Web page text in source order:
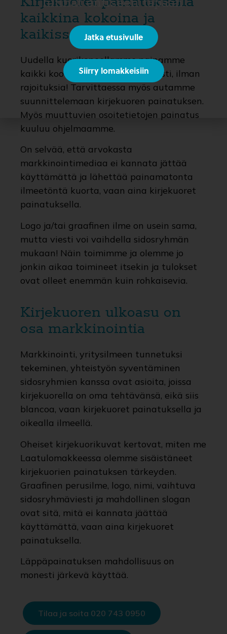
kaikkina kokoina ja
kaikissa väreissä
Uudella kuorikoneellamme painamme
kaikki koot ja kaikki värit halutusti, ilman
rajoituksia! Tarvittaessa myös autamme
suunnittelemaan kirjekuoren painatuksen.
Myös muuttuvien osoitetietojen painatus
kuuluu ohjelmaamme.
On selvää, että arvokasta
markkinointimediaa ei kannata jättää
käyttämättä ja lähettää painamatonta
ilmeetöntä kuorta, vaan aina kirjekuoret
painatuksella.
Logo ja/tai graafinen ilme on usein sama,
mutta viesti voi vaihdella sidosryhmän
mukaan! Näin toimimme ja olemme jo
jonkin aikaa toimineet itsekin ja tulokset
ovat olleet enemmän kuin rohkaisevia.
Kirjekuoren ulkoasu on
osa markkinointia
Markkinointi, yritysilmeen tunnetuksi
tekeminen, yhteistyön syventäminen
sidosryhmien kanssa ovat asioita, joissa
kirjekuorella on oma tehtävänsä, eikä siis
blancoa, vaan kirjekuoret painatuksella ja
oikealla ilmeellä.
Oheiset kirjekuorikuvat kertovat, miten me
Laatulomakkeessa olemme sisäistäneet
kirjekuorien painatuksen tärkeyden.
Graafinen perusilme, logo, nimi, vaihtuva
sidosryhmäviesti ja mahdollinen slogan
ovat sitä, mitä ei kannata jäättää
käyttämättä, vaan aina kirjekuoret
painatuksella.
Läppäpainatuksen mahdollisuus on
monesti järkevä käyttää.
Tilaa ja soita 020 743 0950
Jatka etusivulle
Siirry lomakkeisiin